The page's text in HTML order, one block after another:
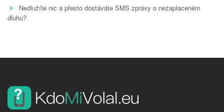
Nedlužíte nic a přesto dostáváte SMS zprávy o nezaplaceném
dluhu?